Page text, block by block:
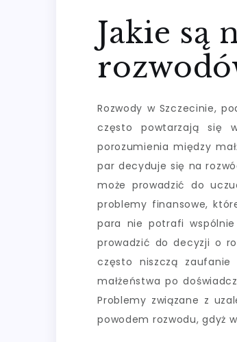
Jakie są
Rozwody w Szczecinie,
często powtarzają się
porozumienia między
par decyduje się na
może prowadzić do
problemy finansowe,
para nie potrafi
prowadzić do decyzji o
często niszczą
małżeństwa po
Problemy związane z
powodem rozwodu, gdyż